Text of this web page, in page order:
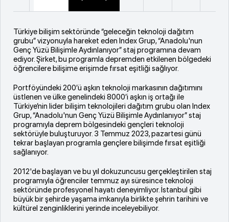
Türkiye bilişim sektöründe “geleceğin teknoloji dağıtım
grubu” vizyonuyla hareket eden Index Grup, “Anadolu'nun
Genç Yüzü Bilişimle Aydınlanıyor” staj programına devam
ediyor. Şirket, bu programla depremden etkilenen bölgedeki
öğrencilere bilişime erişimde fırsat eşitliği sağlıyor.
Portföyündeki 200’ü aşkın teknoloji markasının dağıtımını
üstlenen ve ülke genelindeki 8000’i aşkın iş ortağı ile
Türkiye’nin lider bilişim teknolojileri dağıtım grubu olan Index
Grup, “Anadolu'nun Genç Yüzü Bilişimle Aydınlanıyor” staj
programıyla deprem bölgesindeki gençleri teknoloji
sektörüyle buluşturuyor. 3 Temmuz 2023, pazartesi günü
tekrar başlayan programla gençlere bilişimde fırsat eşitliği
sağlanıyor.
2012'de başlayan ve bu yıl dokuzuncusu gerçekleştirilen staj
programıyla öğrenciler temmuz ayı süresince teknoloji
sektöründe profesyonel hayatı deneyimliyor. İstanbul gibi
büyük bir şehirde yaşama imkanıyla birlikte şehrin tarihini ve
kültürel zenginliklerini yerinde inceleyebiliyor.